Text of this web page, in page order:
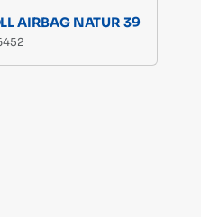
AIRBAG NATUR 39